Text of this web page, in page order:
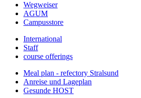
Wegweiser
AGUM
Campusstore
International
Staff
course offerings
Meal plan - refectory Stralsund
Anreise und Lageplan
Gesunde HOST